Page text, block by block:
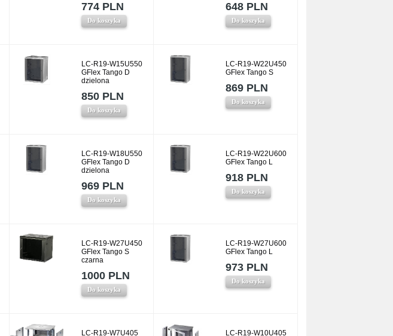
774 PLN
Do koszyka
648 PLN
Do koszyka
LC-R19-W15U550
GFlex Tango D
dzielona
850 PLN
Do koszyka
LC-R19-W22U450
GFlex Tango S
869 PLN
Do koszyka
LC-R19-W18U550
GFlex Tango D
dzielona
969 PLN
Do koszyka
LC-R19-W22U600
GFlex Tango L
918 PLN
Do koszyka
LC-R19-W27U450
GFlex Tango S
czarna
1000 PLN
Do koszyka
LC-R19-W27U600
GFlex Tango L
973 PLN
Do koszyka
LC-R19-W7U405 LC-R19-W10U405